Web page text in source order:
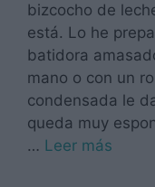
bizcocho de
está. Lo he
batidora
mano o con un
condensada le
queda muy
… Leer más